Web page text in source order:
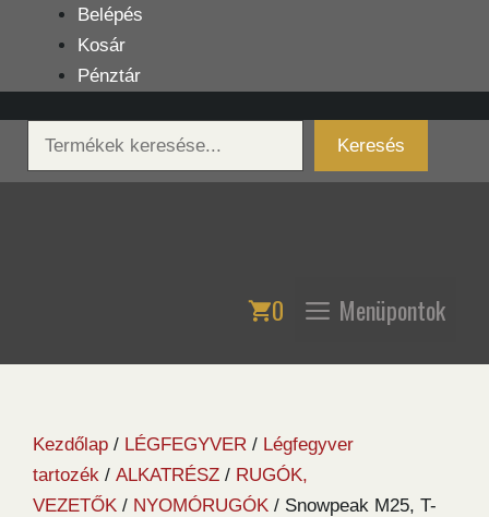
tartalomba
Belépés
Kosár
Pénztár
Keresés
Keresés
0 Menüpontok
Kezdőlap / LÉGFEGYVER / Légfegyver
tartozék / ALKATRÉSZ / RUGÓK,
VEZETŐK / NYOMÓRUGÓK / Snowpeak M25, T-